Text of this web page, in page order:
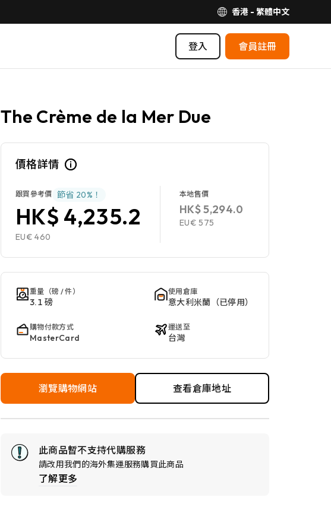
香港 - 繁體中文
登入 會員註冊
The Crème de la Mer Due
價格詳情
跟買參考價 節省 20% ！
HK$ 4,235.2
EU€ 460
本地售價
HK$ 5,294.0
EU€ 575
重量（磅 / 件）
3.1 磅
使用倉庫
意大利米蘭（已停用）
購物付款方式
MasterCard
運送至
台灣
瀏覽購物網站 查看倉庫地址
此商品暫不支持代購服務
請改用我們的海外集運服務購買此商品
了解更多